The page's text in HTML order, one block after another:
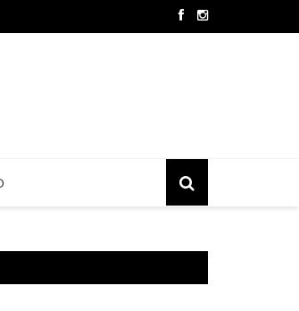
neste sábado na São Judas Tadeu